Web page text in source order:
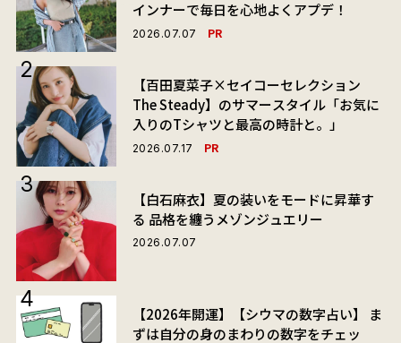
インナーで毎日を心地よくアプデ！
2026.07.07 PR
【百田夏菜子×セイコーセレクション
The Steady】のサマースタイル「お気に
入りのTシャツと最高の時計と。」
2026.07.17 PR
【白石麻衣】夏の装いをモードに昇華す
る 品格を纏うメゾンジュエリー
2026.07.07
【2026年開運】【シウマの数字占い】 ま
ずは自分の身のまわりの数字をチェッ